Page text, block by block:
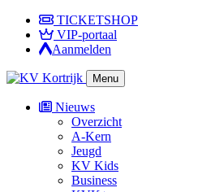
TICKETSHOP
VIP-portaal
Aanmelden
Menu
Nieuws
Overzicht
A-Kern
Jeugd
KV Kids
Business